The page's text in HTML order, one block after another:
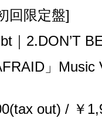
回限定盤]
2.DON’T
」 Music
(tax out) / ￥ 1,